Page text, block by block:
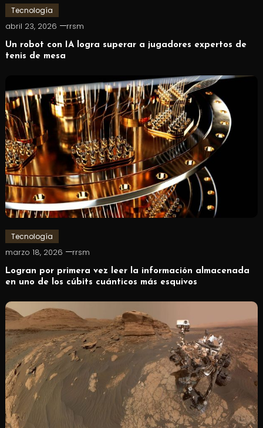
Tecnología
abril 23, 2026 rrsm
Un robot con IA logra superar a jugadores expertos de
tenis de mesa
Tecnología
marzo 18, 2026 rrsm
Logran por primera vez leer la información almacenada
en uno de los cúbits cuánticos más esquivos